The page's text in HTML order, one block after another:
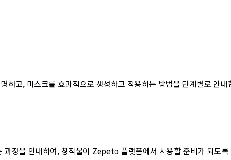
고, 마스크를 효과적으로 생성하고 적용하는 방법을 단계별로 안내
정을 안내하여, 창작물이 Zepeto 플랫폼에서 사용할 준비가 되도록